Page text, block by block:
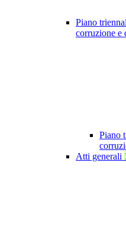
Piano
corruzione e
Piano
Atti generali